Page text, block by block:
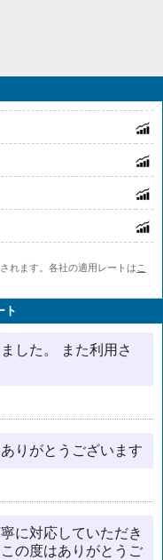
れます。各社の適用レートはこ
ト
した。 また利用さ
りがとうございます
に対応していただき
の度はありがとうご